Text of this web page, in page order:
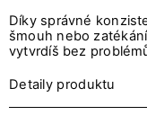
Díky správné
šmouh nebo
vytvrdíš bez
Detaily produktu